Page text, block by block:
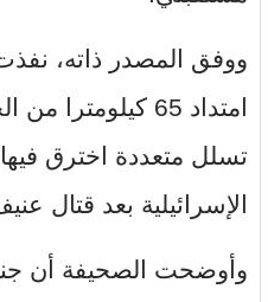
ووفق المصدر ذاته،
امتداد 65
تسلل متعددة اخترق
الإسرائيلية بعد قتال